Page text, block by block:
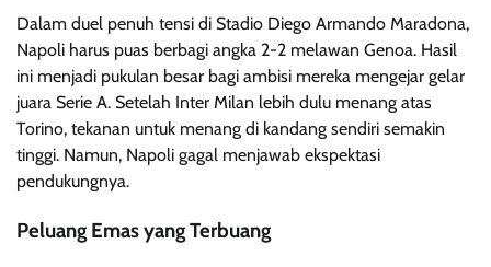
Dalam duel penuh tensi di Stadio Diego Armando Maradona,
Napoli harus puas berbagi angka 2-2 melawan Genoa. Hasil
ini menjadi pukulan besar bagi ambisi mereka mengejar gelar
juara Serie A. Setelah Inter Milan lebih dulu menang atas
Torino, tekanan untuk menang di kandang sendiri semakin
tinggi. Namun, Napoli gagal menjawab ekspektasi
pendukungnya.
Peluang Emas yang Terbuang